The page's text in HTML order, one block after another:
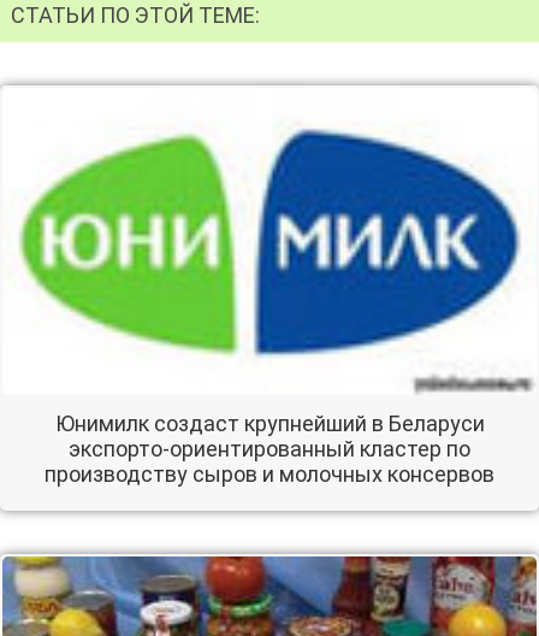
СТАТЬИ ПО ЭТОЙ ТЕМЕ:
Юнимилк создаст крупнейший в Беларуси
экспорто-ориентированный кластер по
производству сыров и молочных консервов